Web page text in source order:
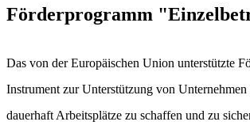
Förderprogramm
Das von der Europäischen Union unterstützte
Instrument zur Unterstützung von
dauerhaft Arbeitsplätze zu schaffen und zu